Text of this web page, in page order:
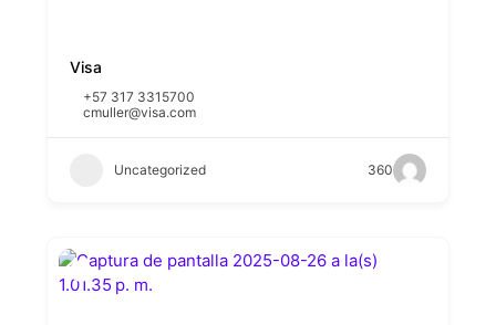
Visa
+57 317 3315700
cmuller@visa.com
Uncategorized 360